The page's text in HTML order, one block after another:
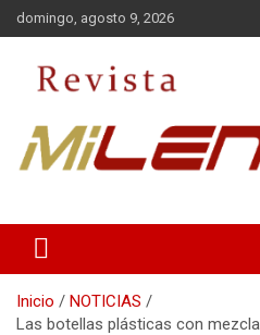
Saltar
al
domingo, agosto 9, 2026
Inicio
NOTICIAS
Las botellas plásticas con